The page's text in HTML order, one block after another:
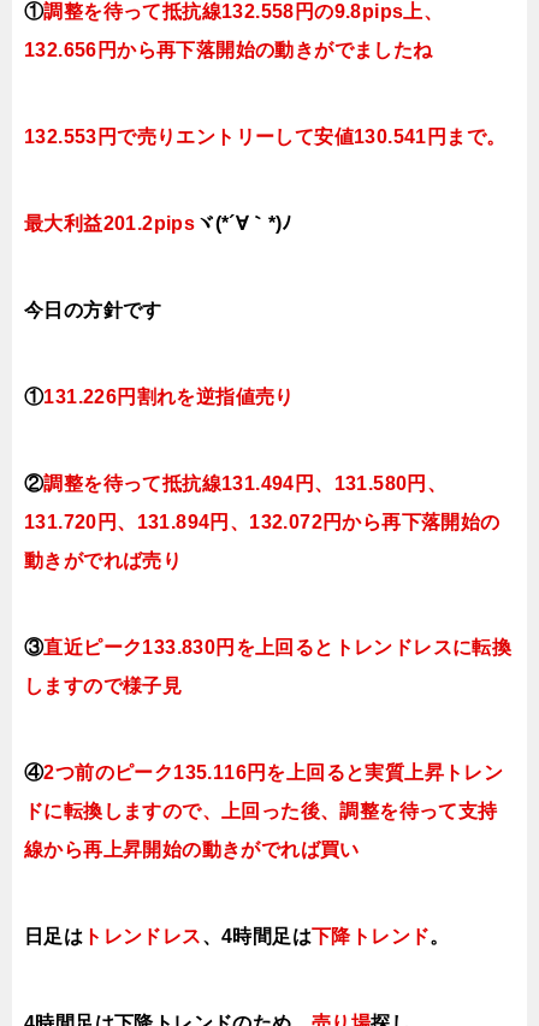
①調整を待って抵抗線132.558円の9.8pips上、
132.656円から再下落開始の動きがでましたね
132.553円で売りエントリーして安値130.541円まで。
最大利益201.2pips ヾ(*´∀｀*)ﾉ
今日 の方針です
①131.226円割れを逆指値売り
②調整を待って抵抗線131.494円、131.580円、
131.720円、131.894円、132.072円から再下落開始の
動きがでれば売り
③直近ピーク133.830円を上回るとトレンドレスに転換
しますので様子見
④2つ前のピーク135.116円を上回ると実質上昇トレン
ドに転換しますので、上回った後、調整を待って支持
線から再上昇開始の動きがでれば買い
日足は トレンドレス、4時間足は下降トレンド。